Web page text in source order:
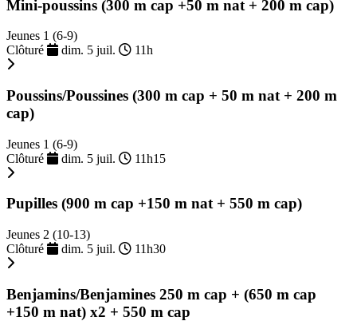
Mini-poussins (300 m cap +50 m nat + 200 m cap)
Jeunes 1 (6-9)
Clôturé
dim. 5 juil. 11h
Poussins/Poussines (300 m cap + 50 m nat + 200 m
cap)
Jeunes 1 (6-9)
Clôturé
dim. 5 juil. 11h15
Pupilles (900 m cap +150 m nat + 550 m cap)
Jeunes 2 (10-13)
Clôturé
dim. 5 juil. 11h30
Benjamins/Benjamines 250 m cap + (650 m cap
+150 m nat) x2 + 550 m cap